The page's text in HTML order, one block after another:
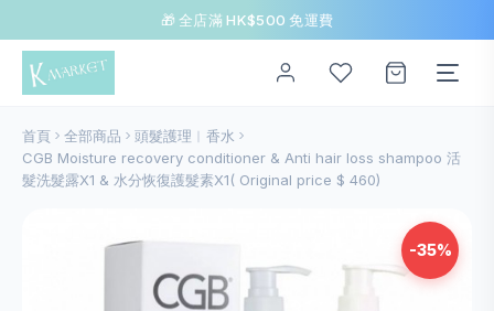
🎁 全店滿 HK$500 免運費
首頁 全部商品
頭髮護理︱香水
CGB Moisture recovery conditioner & Anti hair loss shampoo 活
髮洗髮露X1 & 水分恢復護髮素X1( Original price $ 460)
-35%